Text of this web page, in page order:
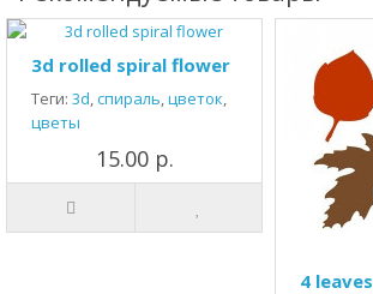
3d rolled spiral flower
Теги: 3d,спираль,цветок,
цветы
15.00 р.
4 leaves